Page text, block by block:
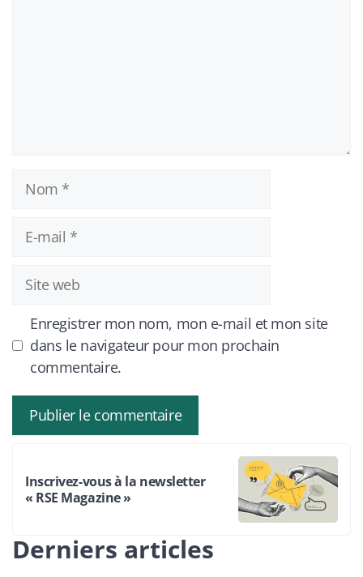
Nom
mail
Site
web
Enregistrer mon nom, mon e-mail et mon site
dans le navigateur pour mon prochain
commentaire.
Inscrivez-vous à la newsletter
« RSE Magazine »
Derniers articles